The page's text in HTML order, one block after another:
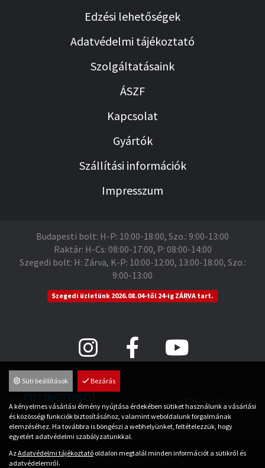
Edzési lehetőségek
Adatvédelmi tájékoztató
Szolgáltatásaink
ÁSZF
Kapcsolat
Gyártók
Szállítási információk
Impresszum
Budapesti bolt: H-P: 10:00-18:00, Szo.: 9:00-13:00
Raktár: H-Cs: 08:00-17:00, P: 08:00-14:00
Szegedi bolt: H: Zárva, K-P: 10:00-12:00, 13:00-18:00, Szo.:
9:00-13:00
Szegedi üzletünk 2026.08.04-től 24-ig ZÁRVA tart.
Árukereső.hu
© Saman Sport.hu 2026
Süti beállítások Bezárás
A kényelmes vásárlási élmény nyújtása érdekében sütiket használunk a vásárlási
és közösségi funkciók biztosításához, valamint weboldalunk forgalmának
elemzéséhez. Ha továbbra is böngészi a webhelyünket, feltételezzük, hogy
egyetért adatvédelmi szabályzatunkkal.
AzAdatvédelmi tájékoztató oldalon megtalál minden információt a sütikről és
adatvédelemről.